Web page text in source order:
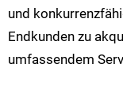
und
Endkunden zu
umfassendem